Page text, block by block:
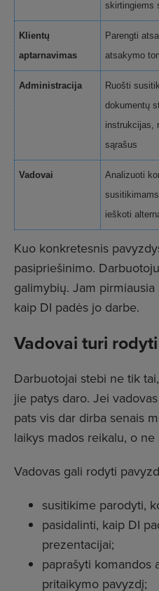
skirtingiems
Klientų
aptarnavimas
Parengti
atsakymo
Administracija
Ruošti
dokumentų
instrukcijas,
sąrašus
Vadovai
Analizuoti
ieškoti
Kuo konkretesnis
pasipriešinimo.
galimybių. Jam
kaip DI padės jo darbe.
Vadovai turi
Darbuotojai stebi ne tik
jie patys daro. Jei
pats vis dar dirba senais
laikys mados reikalu, o
Vadovas gali rodyti
susitikime parodyti,
pasidalinti, kaip DI
prezentacijai;
paprašyti komandos
pritaikymo pavyzdį;